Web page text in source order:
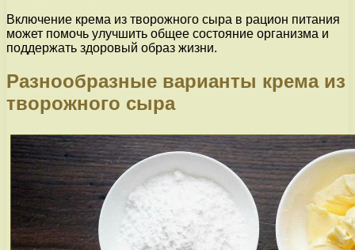
Включение крема из творожного сыра в рацион питания
может помочь улучшить общее состояние организма и
поддержать здоровый образ жизни.
Разнообразные варианты крема из
творожного сыра